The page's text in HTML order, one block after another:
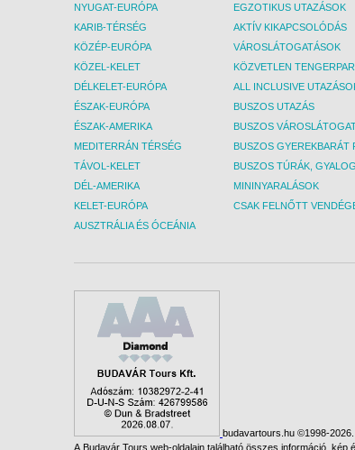
NYUGAT-EURÓPA
KARIB-TÉRSÉG
KÖZÉP-EURÓPA
KÖZEL-KELET
DÉLKELET-EURÓPA
ÉSZAK-EURÓPA
ÉSZAK-AMERIKA
MEDITERRÁN TÉRSÉG
TÁVOL-KELET
DÉL-AMERIKA
KELET-EURÓPA
AUSZTRÁLIA ÉS ÓCEÁNIA
EGZOTIKUS UTAZÁSOK
AKTÍV KIKAPCSOLÓDÁS
VÁROSLÁTOGATÁSOK
BUSZOS UTAZÁS
BUSZOS
MININYARALÁSOK
budavartours.hu ©1998-2026.
A Budavár Tours web-oldalain található összes információ,